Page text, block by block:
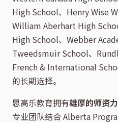
High School、Henry Wise
William Aberhart High
High School、Webber
Tweedsmuir School、
French & International
的长期选择。
思高乐教育拥有雄厚的师资
专业团队结合 Alberta